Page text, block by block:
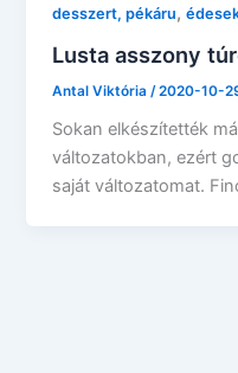
desszert, pékáru,
Lusta asszony
Antal Viktória /2020-10-
Sokan elkészítették
változatokban, ezért
saját változatomat.